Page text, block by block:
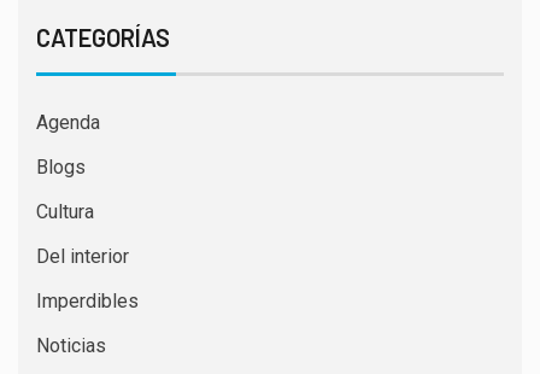
CATEGORÍAS
Agenda
Blogs
Cultura
Del interior
Imperdibles
Noticias